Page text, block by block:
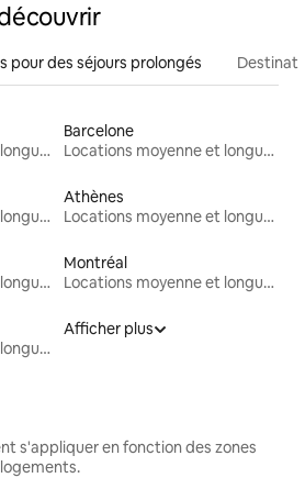
pour des séjours prolongés
Locations moyenne et longue durée
Barcelone
Locations moyenne et longue durée
Locations moyenne et longue durée
Athènes
Locations moyenne et longue durée
Locations moyenne et longue durée
Montréal
Locations moyenne et longue durée
Locations moyenne et longue durée
Afficher plus
s'appliquer en fonction des zones